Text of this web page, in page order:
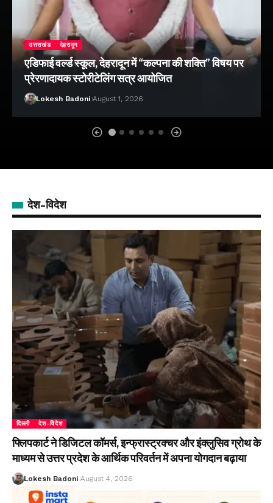
उत्तराखंड देहरादून
एडिफाई वर्ल्ड स्कूल, देहरादून में “कल्पना की शक्ति” विषय पर
प्रेरणादायक स्टोरीटेलिंग सत्र आयोजित
Lokesh Badoni August 1, 2026
देश-विदेश
दिल्ली देश-विदेश
फ्लिपकार्ट ने डिजिटल कॉमर्स, इन्फ्रास्ट्रक्चर और इंक्लुसिव ग्रोथ के
माध्यम से उत्तर प्रदेश के आर्थिक परिवर्तन में अपना योगदान बढ़ाया
Lokesh Badoni August 4, 2026